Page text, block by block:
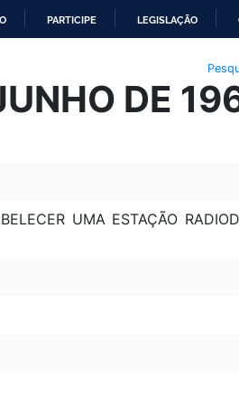
PARTICIPE LEGISLAÇÃO
DE
UMA ESTAÇÃO